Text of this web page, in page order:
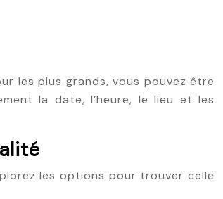
les plus grands, vous pouvez être
la date, l’heure, le lieu et les
les options pour trouver celle